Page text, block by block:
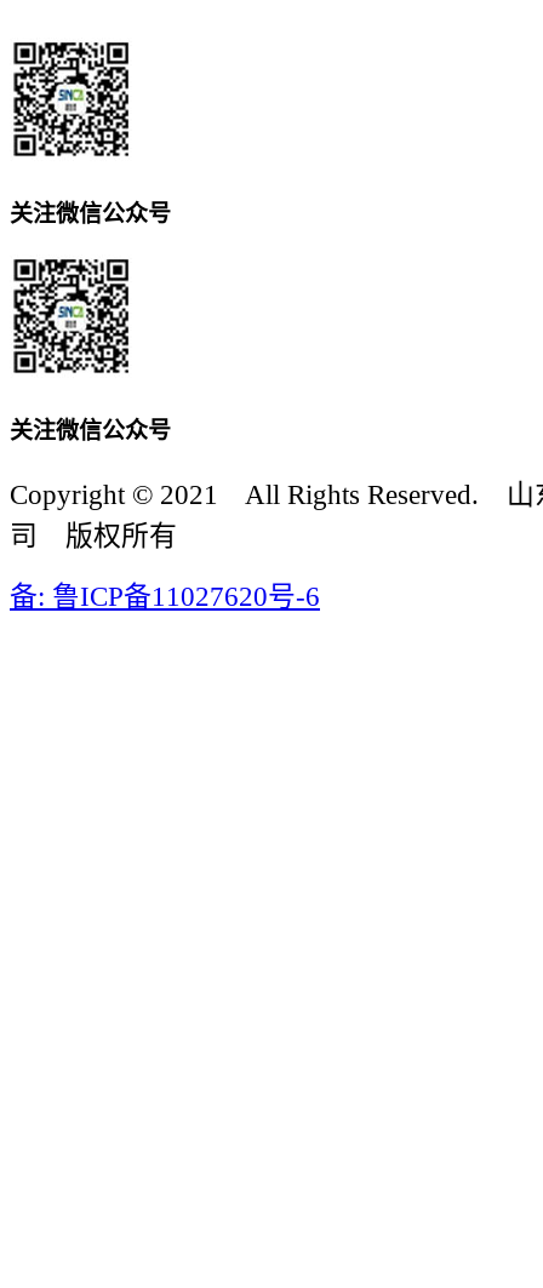
关注微信公众号
关注微信公众号
Copyright © 2021 All Rights Reserved. 山
司 版权所有
备: 鲁ICP备11027620号-6